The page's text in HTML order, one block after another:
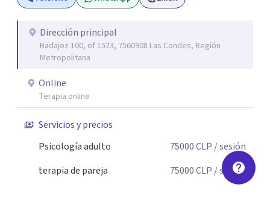
combinación de herramientas me permite integrar
distintas perspectivas terapéuticas, adaptándolas a las
necesidades únicas de cada persona o pareja que consulta.
Dirección principal
Badajoz 100, of 1523, 7560908 Las Condes, Región
Metropolitana
Online
Terapia online
Servicios y precios
Psicología adulto
75000CLP / sesión
terapia de pareja
75000CLP / sesión